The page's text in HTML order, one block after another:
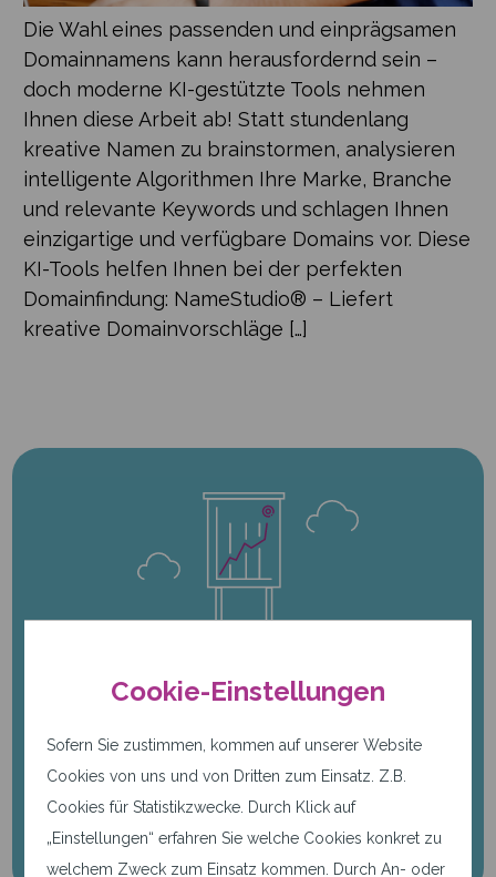
Cookie-Einstellungen
Sofern Sie zustimmen, kommen auf unserer Website
Cookies von uns und von Dritten zum Einsatz. Z.B.
Cookies für Statistikzwecke. Durch Klick auf
„Einstellungen“ erfahren Sie welche Cookies konkret zu
welchem Zweck zum Einsatz kommen. Durch An- oder
Die Wahl eines passenden und einprägsamen
Domainnamens kann herausfordernd sein –
doch moderne KI-gestützte Tools nehmen
Ihnen diese Arbeit ab! Statt stundenlang
kreative Namen zu brainstormen, analysieren
intelligente Algorithmen Ihre Marke, Branche
und relevante Keywords und schlagen Ihnen
einzigartige und verfügbare Domains vor. Diese
KI-Tools helfen Ihnen bei der perfekten
Domainfindung: NameStudio® – Liefert
kreative Domainvorschläge […]
Machen Sie mehr aus Ihrem
mit den individuellen
Platform-as-a-Service Lösungen von
qwertiko. Rufen Sie jetzt an:
+49 721 66 24 999-0